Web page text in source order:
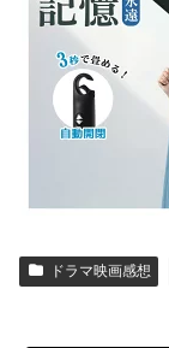
ドラマ映画感想